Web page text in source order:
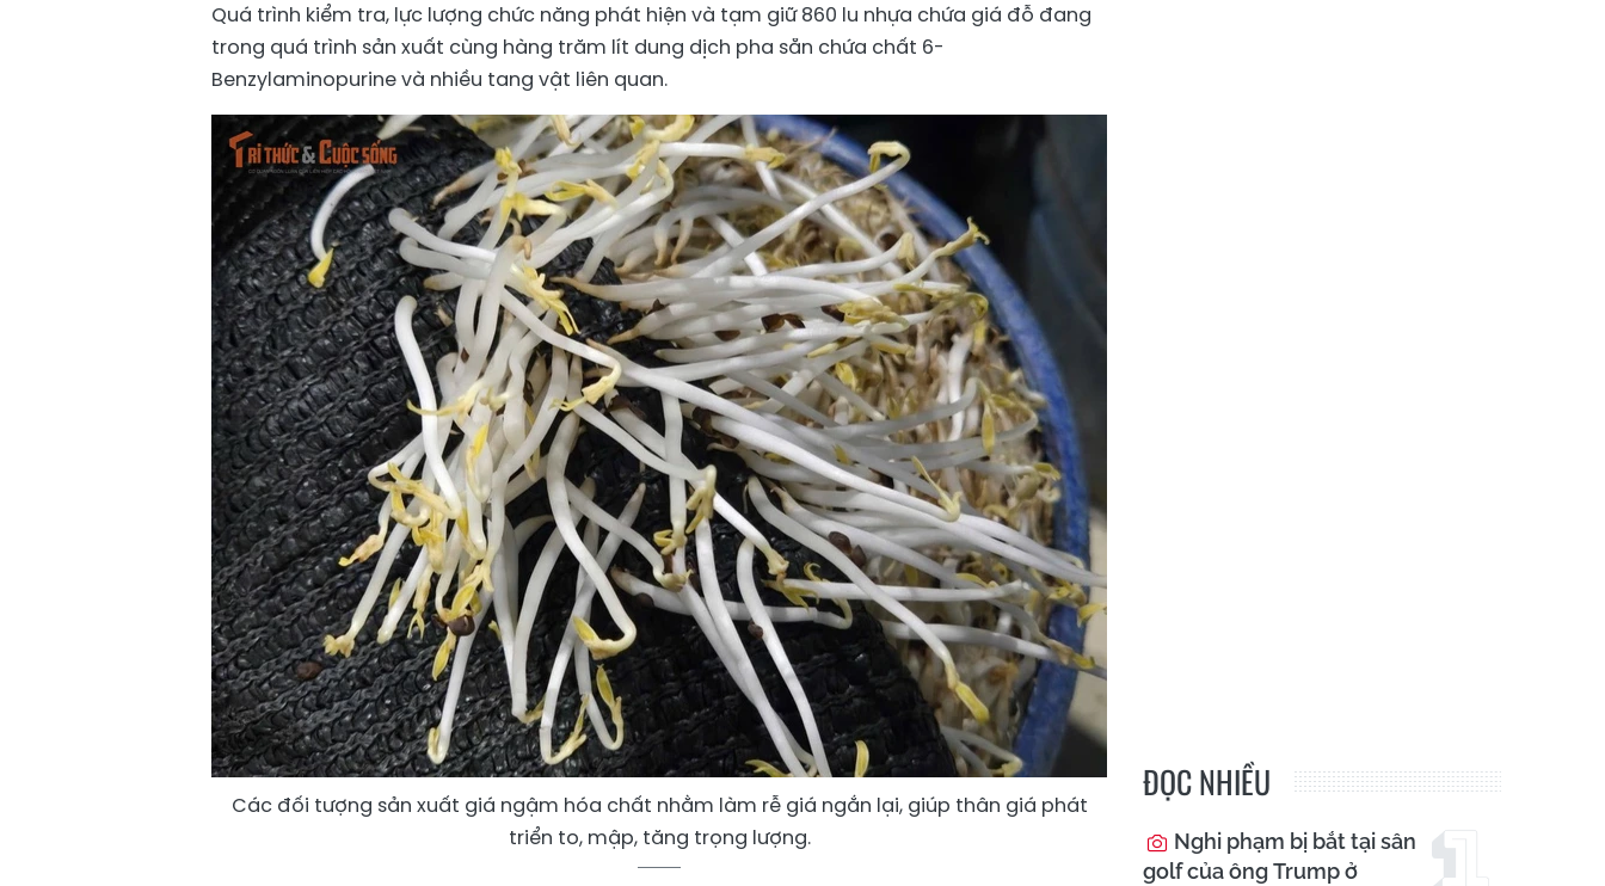
Quá trình kiểm tra, lực lượng chức năng phát hiện và tạm giữ 860 lu nhựa chứa giá đỗ đang
trong quá trình sản xuất cùng hàng trăm lít dung dịch pha sẵn chứa chất 6-
Benzylaminopurine và nhiều tang vật liên quan.
Các đối tượng sản xuất giá ngậm hóa chất nhằm làm rễ giá ngắn lại, giúp thân giá phát
triển to, mập, tăng trọng lượng.
ĐỌC NHIỀU
Nghi phạm bị bắt tại sân
golf của ông Trump ở